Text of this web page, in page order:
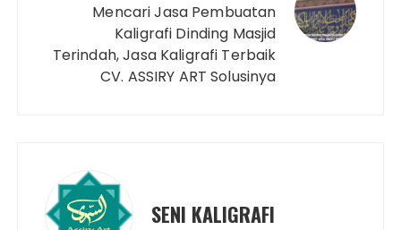
Mencari Jasa Pembuatan
Kaligrafi Dinding Masjid
Terindah, Jasa Kaligrafi Terbaik
CV. ASSIRY ART Solusinya
SENI KALIGRAFI